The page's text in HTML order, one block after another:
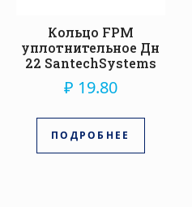
Кольцо FPM
уплотнительное Дн
22 SantechSystems
₽ 19.80
ПОДРОБНЕЕ